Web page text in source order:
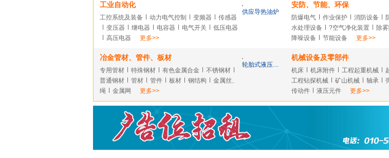
工业自动化
工控系统及装备 动力电气控制 变频器
传感器
变压器
继电器 电容器 电气开关
低压电器
高压电器
更多>>
供应导热油炉
安防、节能、环保
防爆电气 作业保护 消防设备
水处理设备
?空气净化装置 除
降噪设备
节能设备 更多>>
冶金管材、管件、板材
专用管材 特殊钢材 有色金属合金
不锈钢材
普通钢材
管材 管件 板材 钢结构
金属丝、
绳
金属网 更多>>
轮胎式液压挖掘机
机械设备及零部件
机床 机床附件 工程起重机械
工程钻探机械
矿山机械 轴承
传动件
液压元件 更多>>